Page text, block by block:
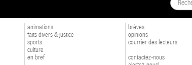
animations
faits divers & justice
sports
culture
en bref
brèves
opinions
courrier des lecteurs
contactez-nous